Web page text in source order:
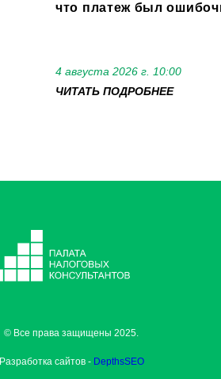
что платеж был
4 августа 2026 г. 10:00
ЧИТАТЬ ПОДРОБНЕЕ
© Все права защищены 2025.
Разработка сайтов - DepthsSEO